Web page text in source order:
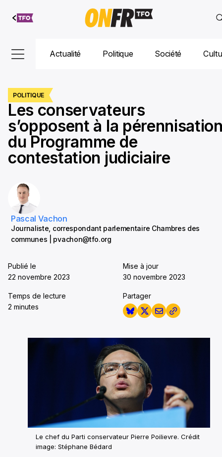
Aller au
contenu
Actualité Politique Société
POLITIQUE
Les conservateurs
s’opposent à la
du Programme de
contestation judiciaire
Pascal Vachon
Journaliste, correspondant parlementaire Chambres des
communes | pvachon@tfo.org
Publié le
22 novembre 2023
Mise à jour
30 novembre 2023
Temps de lecture
2 minutes
Partager
Le chef du Parti conservateur Pierre Poilievre. Crédit
image: Stéphane Bédard